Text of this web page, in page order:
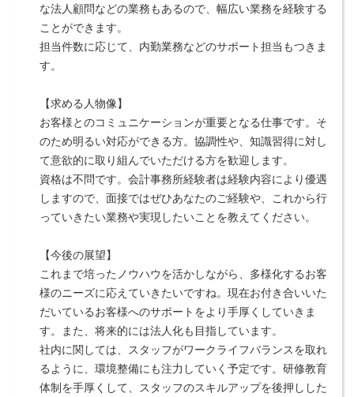
な法人顧問などの業務もあるので、幅広い業務を経験する
ことができます。
担当件数に応じて、内勤業務などのサポート担当もつきま
す。
【求める人物像】
お客様とのコミュニケーションが重要となる仕事です。そ
のため明るい対応ができる方。協調性や、知識習得に対し
て意欲的に取り組んでいただける方を歓迎します。
資格は不問です。会計事務所経験者は経験内容により優遇
しますので、面接ではぜひあなたのご経験や、これから行
っていきたい業務や実現したいことを教えてください。
【今後の展望】
これまで培ったノウハウを活かしながら、多様化するお客
様のニーズに応えていきたいですね。現在お付き合いいた
だいているお客様へのサポートをより手厚くしていきま
す。また、将来的には法人化も目指しています。
社内に関しては、スタッフがワークライフバランスを取れ
るように、環境整備にも注力していく予定です。研修教育
体制を手厚くして、スタッフのスキルアップを後押しした